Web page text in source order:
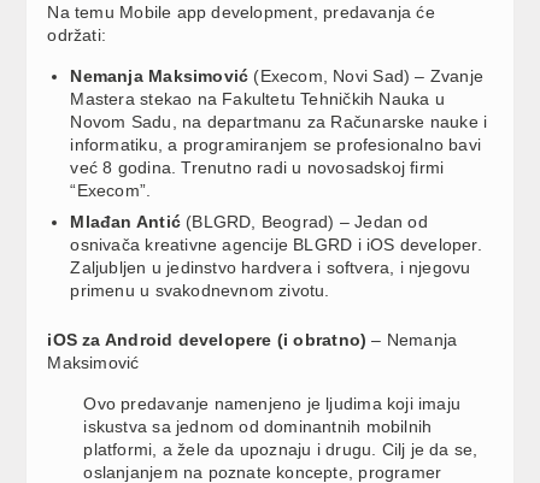
Na temu Mobile app development, predavanja će
održati:
Nemanja Maksimović (Execom, Novi Sad) – Zvanje
Mastera stekao na Fakultetu Tehničkih Nauka u
Novom Sadu, na departmanu za Računarske nauke i
informatiku, a programiranjem se profesionalno bavi
već 8 godina. Trenutno radi u novosadskoj firmi
“Execom”.
Mlađan Antić(BLGRD, Beograd) – Jedan od
osnivača kreativne agencije BLGRD i iOS developer.
Zaljubljen u jedinstvo hardvera i softvera, i njegovu
primenu u svakodnevnom zivotu.
iOS za Android developere (i obratno) – Nemanja
Maksimović
Ovo predavanje namenjeno je ljudima koji imaju
iskustva sa jednom od dominantnih mobilnih
platformi, a žele da upoznaju i drugu. Cilj je da se,
oslanjanjem na poznate koncepte, programer